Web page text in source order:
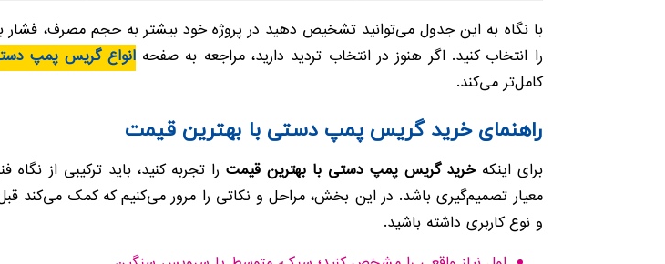
با نگاه به این جدول می‌توانید تشخیص دهید در پروژه خود بیشتر به حجم مصرف،
را انتخاب کنید. اگر هنوز در انتخاب تردید دارید، مراجعه به صفحهانواع گریس پمپ
کامل‌تر می‌کند.
راهنمای خرید گریس پمپ دستی با بهترین قیمت
برای اینکهخرید گریس پمپ دستی با بهترین قیمت را تجربه کنید، باید ترکیبی از
معیار تصمیم‌گیری باشد. در این بخش، مراحل و نکاتی را مرور می‌کنیم که کمک می‌کند
و نوع کاربری داشته باشید.